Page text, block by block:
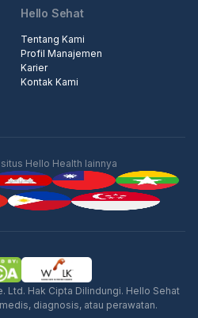
Hello Sehat
Tentang Kami
Profil Manajemen
Karier
Kontak Kami
Hello Health lainnya
Ltd. Hak Cipta Dilindungi. Hello Sehat
diagnosis, atau perawatan.